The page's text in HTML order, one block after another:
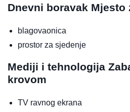
Dnevni boravak Mjesto
blagovaonica
prostor za sjedenje
Mediji i tehnologija
krovom
TV ravnog ekrana